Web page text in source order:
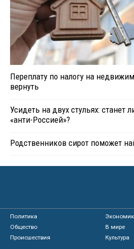
Переплату по налогу на
вернуть
Усидеть на двух стульях: станет
«анти-Россией»?
Родственников сирот поможет
Политика
Общество
В мире
Происшествия
Культура